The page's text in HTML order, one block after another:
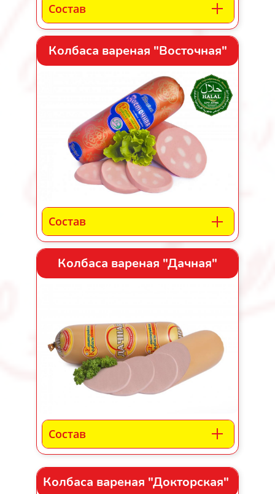
Состав
Колбаса вареная "Восточная"
Состав
Колбаса вареная "Дачная"
Состав
Колбаса вареная "Докторская"